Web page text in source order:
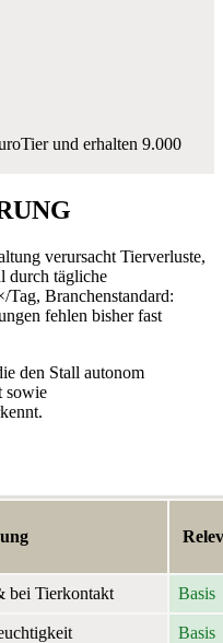
und erhalten 9.000
verursacht Tierverluste,
durch tägliche
Branchenstandard:
fehlen bisher fast
den Stall autonom
sowie
bei Tierkontakt Basis
Basis